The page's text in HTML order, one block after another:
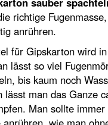
richtige
anrühren.
für Gipskarton wird
lässt so viel
bis kaum noch
lässt man das Ganze
Man sollte